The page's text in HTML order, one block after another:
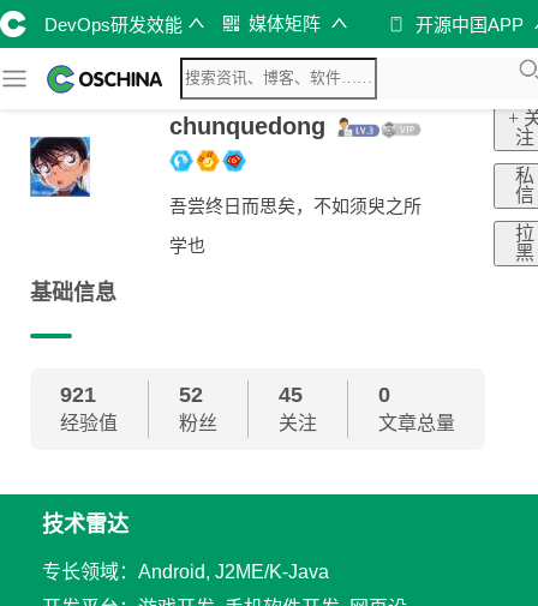
DevOps研发效能 媒体矩阵 开源中国APP
chunquedong
吾尝终日而思矣，不如须臾之所
学也
+
注
私
信
拉
黑
基础信息
921
经验值
52
粉丝
45
关注
0
文章总量
技术雷达
专长领域：Android, J2ME/K-Java